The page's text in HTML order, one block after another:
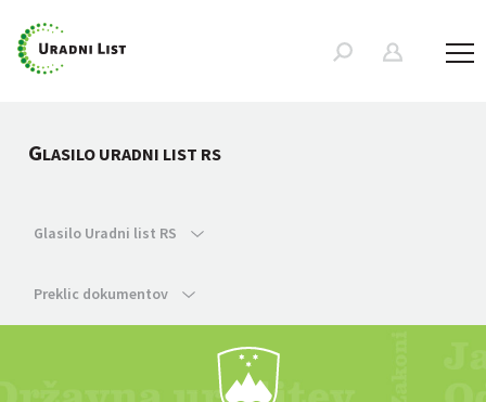
GLASILO URADNI LIST RS
Glasilo Uradni list RS
Preklic dokumentov